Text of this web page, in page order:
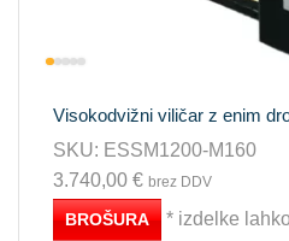
Visokodvižni viličar z enim
SKU: ESSM1200-M160
3.740,00 € brez DDV
BROŠURA * izdelke